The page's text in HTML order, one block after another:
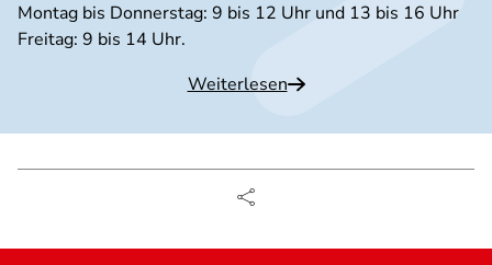
Montag bis Donnerstag: 9 bis 12 Uhr und 13 bis 16 Uhr
Freitag: 9 bis 14 Uhr.
Weiterlesen